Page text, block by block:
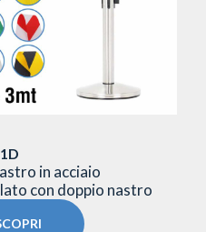
in acciaio
con doppio nastro